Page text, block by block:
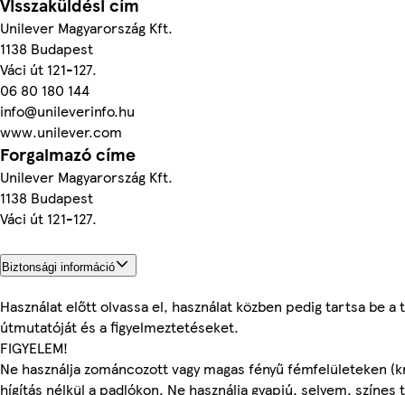
Visszaküldési cím
Unilever Magyarország Kft.
1138 Budapest
Váci út 121-127.
06 80 180 144
info@unileverinfo.hu
www.unilever.com
Forgalmazó címe
Unilever Magyarország Kft.
1138 Budapest
Váci út 121-127.
Biztonsági információ
Használat előtt olvassa el, használat közben pedig tartsa be a
útmutatóját és a figyelmeztetéseket.
FIGYELEM!
Ne használja zománcozott vagy magas fényű fémfelületeken
hígítás nélkül a padlókon. Ne használja gyapjú, selyem, színes